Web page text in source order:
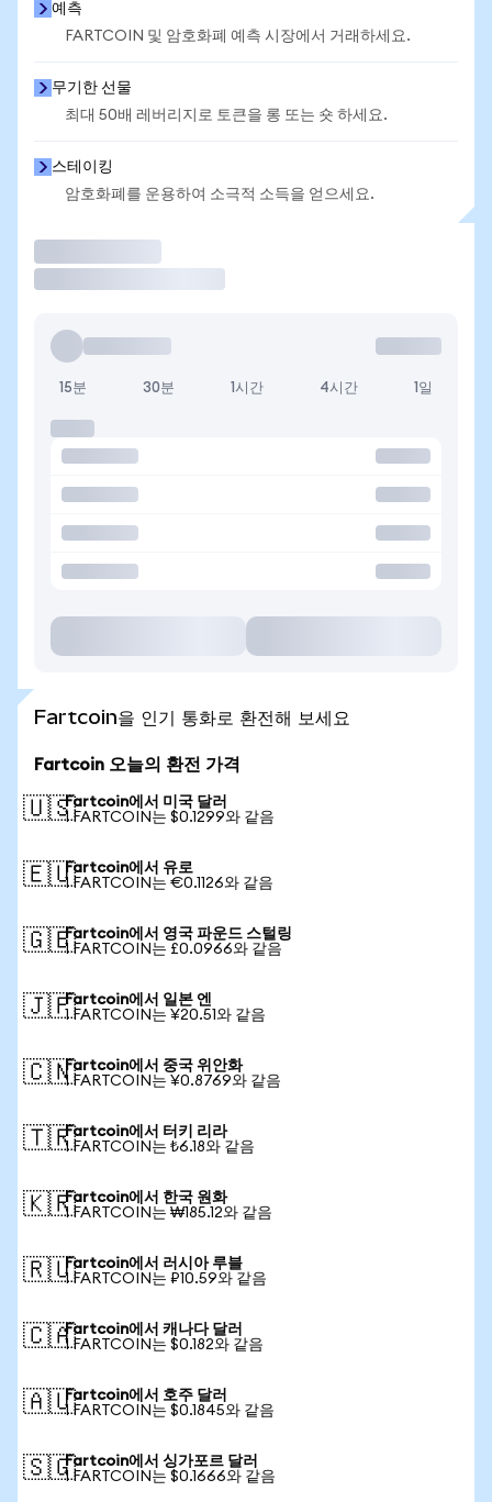
예측
FARTCOIN 및 암호화폐 예측 시장에서 거래하세요.
무기한 선물
최대 50배 레버리지로 토큰을 롱 또는 숏 하세요.
스테이킹
암호화폐를 운용하여 소극적 소득을 얻으세요.
15분 30분 1시간 4시간 1일
Fartcoin을 인기 통화로 환전해 보세요
Fartcoin 오늘의 환전 가격
🇺🇸Fartcoin에서 미국 달러
1 FARTCOIN는 $0.1299와 같음
🇪🇺Fartcoin에서 유로
1 FARTCOIN는 €0.1126와 같음
🇬🇧Fartcoin에서 영국 파운드 스털링
1 FARTCOIN는 £0.0966와 같음
🇯🇵Fartcoin에서 일본 엔
1 FARTCOIN는 ¥20.51와 같음
🇨🇳Fartcoin에서 중국 위안화
1 FARTCOIN는 ¥0.8769와 같음
🇹🇷Fartcoin에서 터키 리라
1 FARTCOIN는 ₺6.18와 같음
🇰🇷Fartcoin에서 한국 원화
1 FARTCOIN는 ₩185.12와 같음
🇷🇺Fartcoin에서 러시아 루블
1 FARTCOIN는 ₽10.59와 같음
🇨🇦Fartcoin에서 캐나다 달러
1 FARTCOIN는 $0.182와 같음
🇦🇺Fartcoin에서 호주 달러
1 FARTCOIN는 $0.1845와 같음
🇸🇬Fartcoin에서 싱가포르 달러
1 FARTCOIN는 $0.1666와 같음